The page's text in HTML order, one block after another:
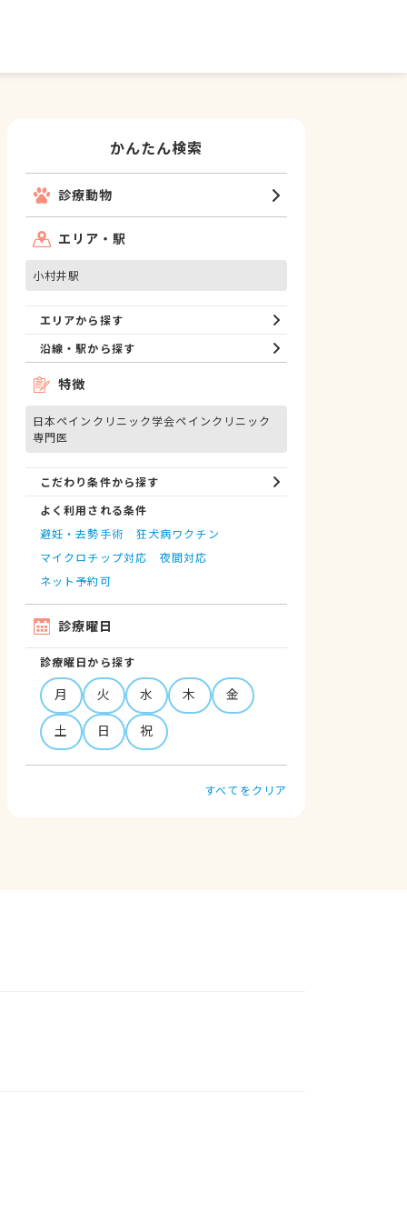
かんたん検索
診療動物
エリア・駅
小村井駅
エリアから探す
沿線・駅から探す
特徴
日本ペインクリニック学会ペインクリニック
専門医
こだわり条件から探す
よく利用される条件
避妊・去勢手術
狂犬病ワクチン
マイクロチップ対応
夜間対応
ネット予約可
診療曜日
診療曜日から探す
月 火 水 木
金
土
日 祝
すべてをクリア